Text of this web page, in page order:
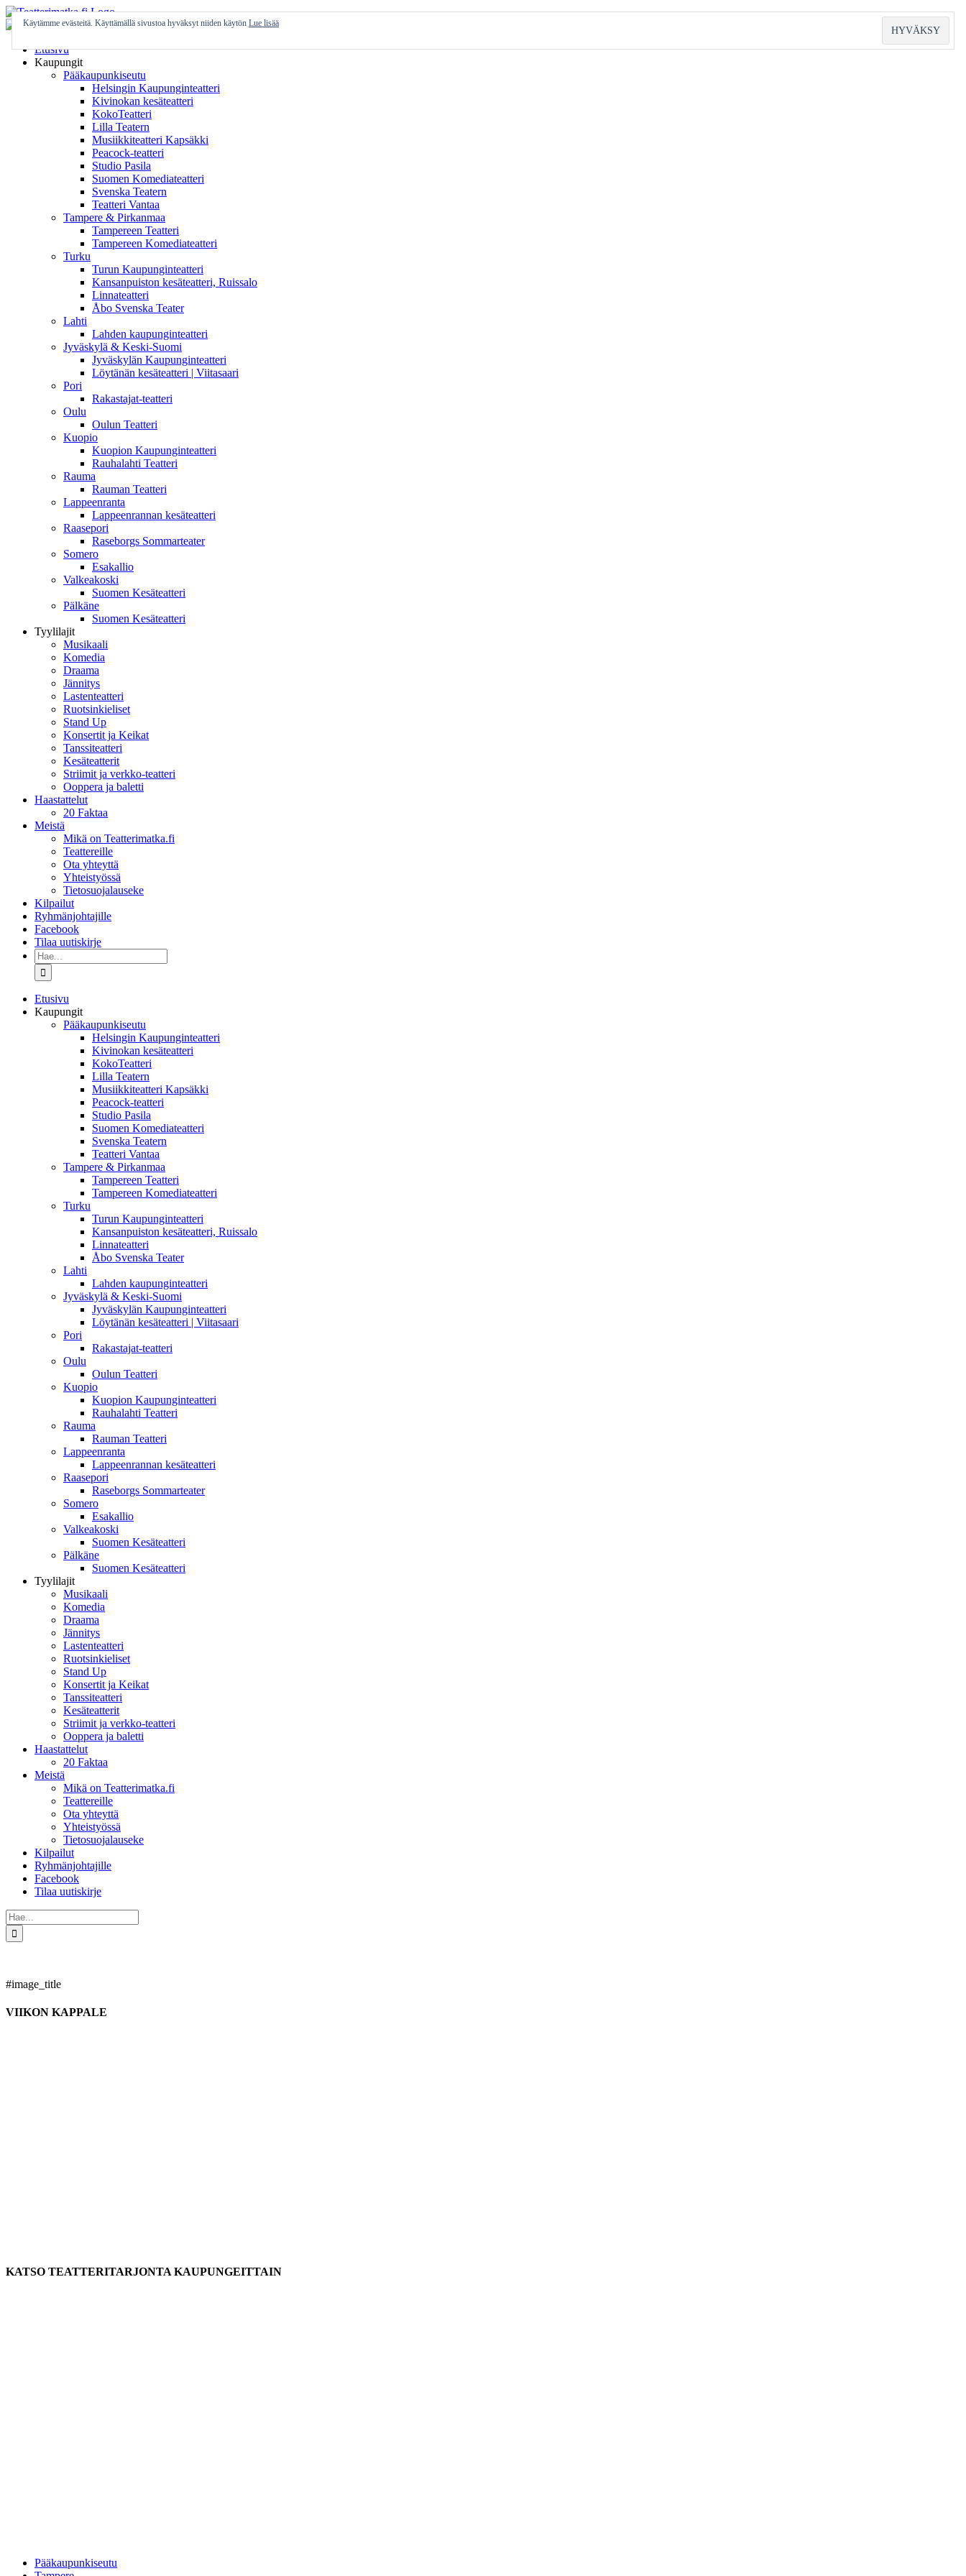
Skip
to
Etusivu
Kaupungit
Pääkaupunkiseutu
Helsingin Kaupunginteatteri
Kivinokan kesäteatteri
KokoTeatteri
Lilla Teatern
Musiikkiteatteri Kapsäkki
Peacock-teatteri
Studio Pasila
Suomen Komediateatteri
Svenska Teatern
Teatteri Vantaa
Tampere & Pirkanmaa
Tampereen Teatteri
Tampereen Komediateatteri
Turku
Turun Kaupunginteatteri
Kansanpuiston kesäteatteri, Ruissalo
Linnateatteri
Åbo Svenska Teater
Lahti
Lahden kaupunginteatteri
Jyväskylä & Keski-Suomi
Jyväskylän Kaupunginteatteri
Löytänän kesäteatteri | Viitasaari
Pori
Rakastajat-teatteri
Oulu
Oulun Teatteri
Kuopio
Kuopion Kaupunginteatteri
Rauhalahti Teatteri
Rauma
Rauman Teatteri
Lappeenranta
Lappeenrannan kesäteatteri
Raasepori
Raseborgs Sommarteater
Somero
Esakallio
Valkeakoski
Suomen Kesäteatteri
Pälkäne
Suomen Kesäteatteri
Tyylilajit
Musikaali
Komedia
Draama
Jännitys
Lastenteatteri
Ruotsinkieliset
Stand Up
Konsertit ja Keikat
Tanssiteatteri
Kesäteatterit
Striimit ja verkko-teatteri
Ooppera ja baletti
Haastattelut
20 Faktaa
Meistä
Mikä on Teatterimatka.fi
Teattereille
Ota yhteyttä
Yhteistyössä
Tietosuojalauseke
Kilpailut
Ryhmänjohtajille
Facebook
Tilaa uutiskirje
Etsi
...
Etusivu
Kaupungit
Pääkaupunkiseutu
Helsingin Kaupunginteatteri
Kivinokan kesäteatteri
KokoTeatteri
Lilla Teatern
Musiikkiteatteri Kapsäkki
Peacock-teatteri
Studio Pasila
Suomen Komediateatteri
Svenska Teatern
Teatteri Vantaa
Tampere & Pirkanmaa
Tampereen Teatteri
Tampereen Komediateatteri
Turku
Turun Kaupunginteatteri
Kansanpuiston kesäteatteri, Ruissalo
Linnateatteri
Åbo Svenska Teater
Lahti
Lahden kaupunginteatteri
Jyväskylä & Keski-Suomi
Jyväskylän Kaupunginteatteri
Löytänän kesäteatteri | Viitasaari
Pori
Rakastajat-teatteri
Oulu
Oulun Teatteri
Kuopio
Kuopion Kaupunginteatteri
Rauhalahti Teatteri
Rauma
Rauman Teatteri
Lappeenranta
Lappeenrannan kesäteatteri
Raasepori
Raseborgs Sommarteater
Somero
Esakallio
Valkeakoski
Suomen Kesäteatteri
Pälkäne
Suomen Kesäteatteri
Tyylilajit
Musikaali
Komedia
Draama
Jännitys
Lastenteatteri
Ruotsinkieliset
Stand Up
Konsertit ja Keikat
Tanssiteatteri
Kesäteatterit
Striimit ja verkko-teatteri
Ooppera ja baletti
Haastattelut
20 Faktaa
Meistä
Mikä on Teatterimatka.fi
Teattereille
Ota yhteyttä
Yhteistyössä
Tietosuojalauseke
Kilpailut
Ryhmänjohtajille
Facebook
Tilaa uutiskirje
Etsi
...
#image_title
VIIKON KAPPALE
KATSO TEATTERITARJONTA KAUPUNGEITTAIN
Pääkaupunkiseutu
Käytämme evästeitä. Käyttämällä sivustoa hyväksyt niiden käytön Lue lisää